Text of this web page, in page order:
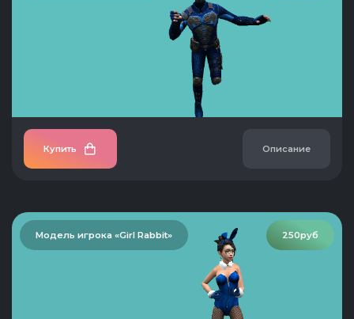
Купить Описание
250руб
Модель игрока «Girl Rabbit»